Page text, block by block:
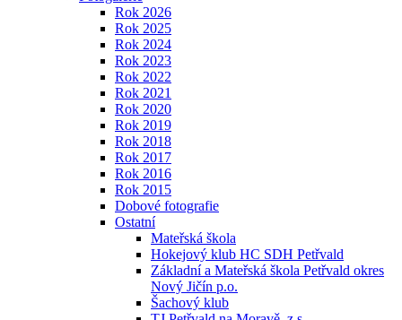
Rok 2026
Rok 2025
Rok 2024
Rok 2023
Rok 2022
Rok 2021
Rok 2020
Rok 2019
Rok 2018
Rok 2017
Rok 2016
Rok 2015
Dobové fotografie
Ostatní
Mateřská škola
Hokejový klub HC SDH Petřvald
Základní a Mateřská škola Petřvald okres
Nový Jičín p.o.
Šachový klub